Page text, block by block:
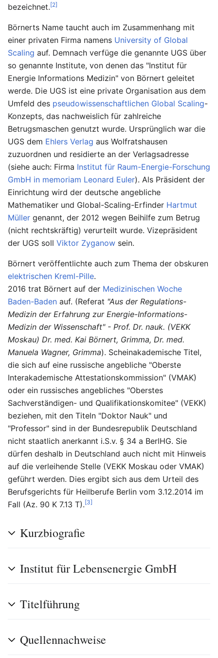
bezeichnet.[2]
Börnerts Name taucht auch im Zusammenhang mit
einer privaten Firma namens University of Global
Scaling auf. Demnach verfüge die genannte UGS über
so genannte Institute, von denen das "Institut für
Energie Informations Medizin" von Börnert geleitet
werde. Die UGS ist eine private Organisation aus dem
Umfeld des pseudowissenschaftlichen Global Scaling-
Konzepts, das nachweislich für zahlreiche
Betrugsmaschen genutzt wurde. Ursprünglich war die
UGS dem Ehlers Verlag aus Wolfratshausen
zuzuordnen und residierte an der Verlagsadresse
(siehe auch: Firma Institut für Raum-Energie-Forschung
GmbH in memoriam Leonard Euler). Als Präsident der
Einrichtung wird der deutsche angebliche
Mathematiker und Global-Scaling-Erfinder Hartmut
Müller genannt, der 2012 wegen Beihilfe zum Betrug
(nicht rechtskräftig) verurteilt wurde. Vizepräsident
der UGS soll Viktor Zyganow sein.
Börnert veröffentlichte auch zum Thema der obskuren
elektrischen Kreml-Pille.
2016 trat Börnert auf der Medizinischen Woche
Baden-Baden auf. (Referat "Aus der Regulations-
Medizin der Erfahrung zur Energie-Informations-
Medizin der Wissenschaft" - Prof. Dr. nauk. (VEKK
Moskau) Dr. med. Kai Börnert, Grimma, Dr. med.
Manuela Wagner, Grimma). Scheinakademische Titel,
die sich auf eine russische angebliche "Oberste
Interakademische Attestationskommission" (VMAK)
oder ein russisches angebliches "Oberstes
Sachverständigen- und Qualifikationskomitee" (VEKK)
beziehen, mit den Titeln "Doktor Nauk" und
"Professor" sind in der Bundesrepublik Deutschland
nicht staatlich anerkannt i.S.v. § 34 a BerlHG. Sie
dürfen deshalb in Deutschland auch nicht mit Hinweis
auf die verleihende Stelle (VEKK Moskau oder VMAK)
geführt werden. Dies ergibt sich aus dem Urteil des
Berufsgerichts für Heilberufe Berlin vom 3.12.2014 im
Fall (Az. 90 K 7.13 T).[3]
Kurzbiografie
Institut für Lebensenergie GmbH
Titelführung
Quellennachweise